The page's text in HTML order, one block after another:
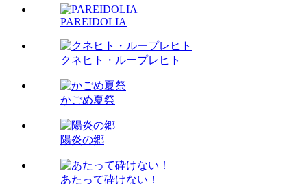
PAREIDOLIA
クネヒト・ループレヒト
かごめ夏祭
陽炎の郷
あたって砕けない！